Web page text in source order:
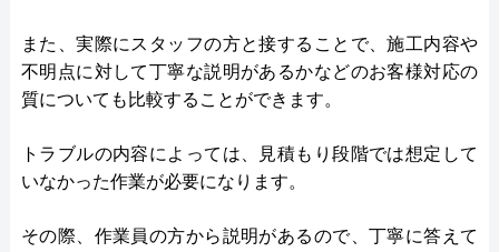
また、実際にスタッフの方と接することで、施工内容や
不明点に対して丁寧な説明があるかなどのお客様対応の
質についても比較することができます。
トラブルの内容によっては、見積もり段階では想定して
いなかった作業が必要になります。
その際、作業員の方から説明があるので、丁寧に答えて